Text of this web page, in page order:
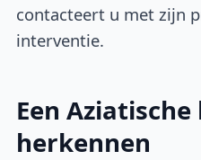
contacteert u met zijn
interventie.
Een
herkennen